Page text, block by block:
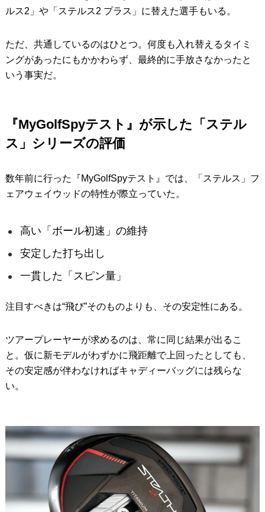
ルス2」や「ステルス2 プラス」に替えた選手もいる。
ただ、共通しているのはひとつ。何度も入れ替えるタイミ
ングがあったにもかかわらず、最終的に手放さなかったと
いう事実だ。
『MyGolfSpyテスト』が示した「ステル
ス」シリーズの評価
数年前に行った『MyGolfSpyテスト』では、「ステルス」フ
ェアウェイウッドの特性が際立っていた。
高い「ボール初速」の維持
安定した打ち出し
一貫した「スピン量」
注目すべきは“飛び”そのものよりも、その安定性にある。
ツアープレーヤーが求めるのは、常に同じ結果が出るこ
と。仮に新モデルがわずかに飛距離で上回ったとしても、
その安定感が伴わなければキャディーバッグには残らな
い。